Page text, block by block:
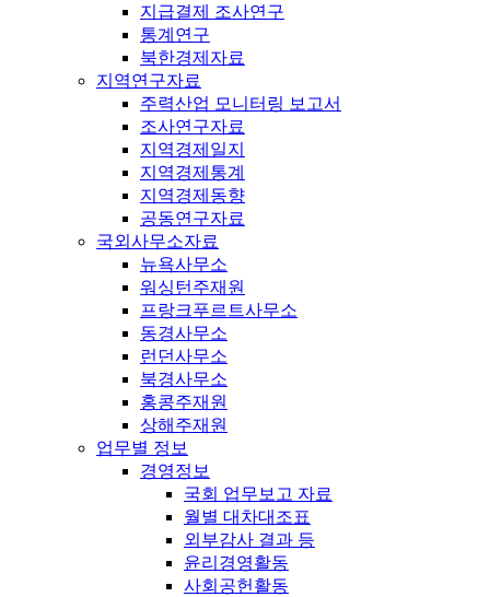
지급결제 조사연구
통계연구
북한경제자료
지역연구자료
주력산업 모니터링 보고서
조사연구자료
지역경제일지
지역경제통계
지역경제동향
공동연구자료
국외사무소자료
뉴욕사무소
워싱턴주재원
프랑크푸르트사무소
동경사무소
런던사무소
북경사무소
홍콩주재원
상해주재원
업무별 정보
경영정보
국회 업무보고 자료
월별 대차대조표
외부감사 결과 등
윤리경영활동
사회공헌활동